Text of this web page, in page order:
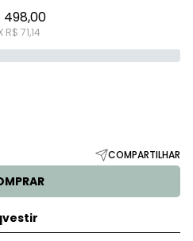
498,00
R$ 71,14
COMPARTILHAR